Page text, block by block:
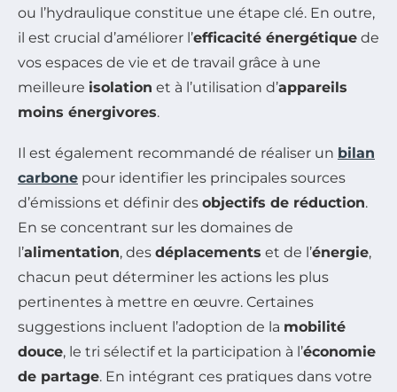
ou l’hydraulique constitue une étape clé. En outre,
il est crucial d’améliorer l’efficacité énergétique de
vos espaces de vie et de travail grâce à une
meilleure isolation et à l’utilisation d’appareils
moins énergivores.
Il est également recommandé de réaliser un bilan
carbone pour identifier les principales sources
d’émissions et définir des objectifs de réduction.
En se concentrant sur les domaines de
l’alimentation, des déplacements et de l’énergie,
chacun peut déterminer les actions les plus
pertinentes à mettre en œuvre. Certaines
suggestions incluent l’adoption de la mobilité
douce, le tri sélectif et la participation à l’économie
de partage. En intégrant ces pratiques dans votre